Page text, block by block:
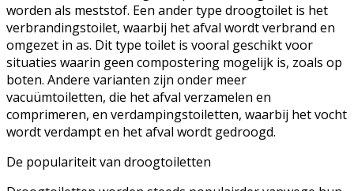
worden als meststof. Een ander type droogtoilet is het
verbrandingstoilet, waarbij het afval wordt verbrand en
omgezet in as. Dit type toilet is vooral geschikt voor
situaties waarin geen compostering mogelijk is, zoals op
boten. Andere varianten zijn onder meer
vacuümtoiletten, die het afval verzamelen en
comprimeren, en verdampingstoiletten, waarbij het vocht
wordt verdampt en het afval wordt gedroogd.
De populariteit van droogtoiletten